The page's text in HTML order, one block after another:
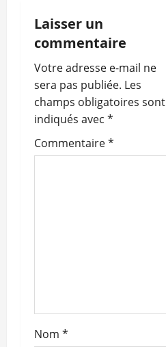
t
i
o
n
d
’
l
Laisser un
commentaire
Votre adresse e-mail ne
sera pas publiée. Les
champs obligatoires sont
indiqués avec *
Commentaire*
Nom *